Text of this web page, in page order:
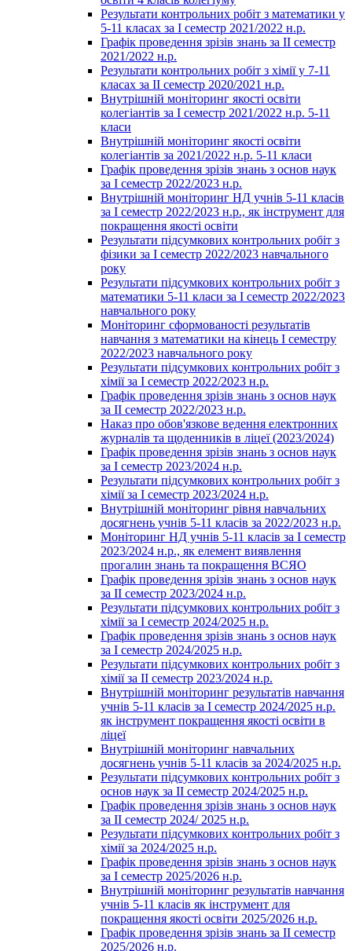
Результати контрольних робіт з математики у
5-11 класах за І семестр 2021/2022 н.р.
Графік проведення зрізів знань за ІІ семестр
2021/2022 н.р.
Результати контрольних робіт з хімії у 7-11
класах за ІІ семестр 2020/2021 н.р.
Внутрішній моніторинг якості освіти
колегіантів за І семестр 2021/2022 н.р. 5-11
класи
Внутрішній моніторинг якості освіти
колегіантів за 2021/2022 н.р. 5-11 класи
Графік проведення зрізів знань з основ наук
за І семестр 2022/2023 н.р.
Внутрішній моніторинг НД учнів 5-11 класів
за І семестр 2022/2023 н.р., як інструмент для
покращення якості освіти
Результати підсумкових контрольних робіт з
фізики за І семестр 2022/2023 навчального
року
Результати підсумкових контрольних робіт з
математики 5-11 класи за І семестр 2022/2023
навчального року
Моніторинг сформованості результатів
навчання з математики на кінець І семестру
2022/2023 навчального року
Результати підсумкових контрольних робіт з
хімії за І семестр 2022/2023 н.р.
Графік проведення зрізів знань з основ наук
за ІІ семестр 2022/2023 н.р.
Наказ про обов'язкове ведення електронних
журналів та щоденників в ліцеї (2023/2024)
Графік проведення зрізів знань з основ наук
за І семестр 2023/2024 н.р.
Результати підсумкових контрольних робіт з
хімії за І семестр 2023/2024 н.р.
Внутрішній моніторинг рівня навчальних
досягнень учнів 5-11 класів за 2022/2023 н.р.
Моніторинг НД учнів 5-11 класів за І семестр
2023/2024 н.р., як елемент виявлення
прогалин знань та покращення ВСЯО
Графік проведення зрізів знань з основ наук
за ІІ семестр 2023/2024 н.р.
Результати підсумкових контрольних робіт з
хімії за І семестр 2024/2025 н.р.
Графік проведення зрізів знань з основ наук
за І семестр 2024/2025 н.р.
Результати підсумкових контрольних робіт з
хімії за ІІ семестр 2023/2024 н.р.
Внутрішній моніторинг результатів навчання
учнів 5-11 класів за І семестр 2024/2025 н.р.
як інструмент покращення якості освіти в
ліцеї
Внутрішній моніторинг навчальних
досягнень учнів 5-11 класів за 2024/2025 н.р.
Результати підсумкових контрольних робіт з
основ наук за ІІ семестр 2024/2025 н.р.
Графік проведення зрізів знань з основ наук
за ІІ семестр 2024/ 2025 н.р.
Результати підсумкових контрольних робіт з
хімії за 2024/2025 н.р.
Графік проведення зрізів знань з основ наук
за І семестр 2025/2026 н.р.
Внутрішній моніторинг результатів навчання
учнів 5-11 класів як інструмент для
покращення якості освіти 2025/2026 н.р.
Графік проведення зрізів знань за ІІ семестр
2025/2026 н.р.